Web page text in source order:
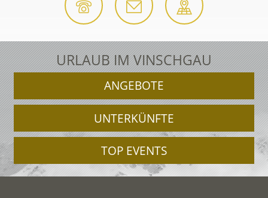
URLAUB IM VINSCHGAU
ANGEBOTE
UNTERKÜNFTE
TOP EVENTS